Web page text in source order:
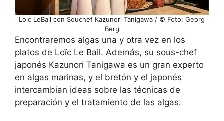
Loic LeBail con Souchef Kazunori Tanigawa / © Foto: Georg
Berg
Encontraremos algas una y otra vez en los
platos de Loïc Le Bail. Además, su sous-chef
japonés Kazunori Tanigawa es un gran experto
en algas marinas, y el bretón y el japonés
intercambian ideas sobre las técnicas de
preparación y el tratamiento de las algas.